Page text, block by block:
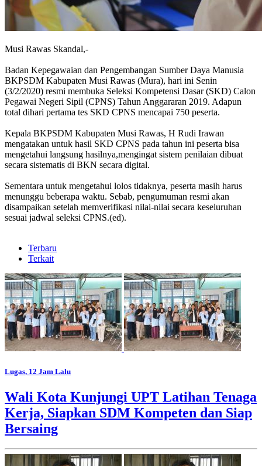
Musi Rawas Skandal,-
Badan Kepegawaian dan Pengembangan Sumber Daya Manusia
BKPSDM Kabupaten Musi Rawas (Mura), hari ini Senin
(3/2/2020) resmi membuka Seleksi Kompetensi Dasar (SKD) Calon
Pegawai Negeri Sipil (CPNS) Tahun Anggararan 2019. Adapun
total dihari pertama tes SKD CPNS mencapai 750 peserta.
Kepala BKPSDM Kabupaten Musi Rawas, H Rudi Irawan
mengatakan untuk hasil SKD CPNS pada tahun ini peserta bisa
mengetahui langsung hasilnya,mengingat sistem penilaian dibuat
secara sistematis di BKN secara digital.
Sementara untuk mengetahui lolos tidaknya, peserta masih harus
menunggu beberapa waktu. Sebab, pengumuman resmi akan
disampaikan setelah memverifikasi nilai-nilai secara keseluruhan
sesuai jadwal seleksi CPNS.(ed).
Terbaru
Terkait
Lugas, 12 Jam Lalu
Wali Kota Kunjungi UPT Latihan Tenaga
Kerja, Siapkan SDM Kompeten dan Siap
Bersaing